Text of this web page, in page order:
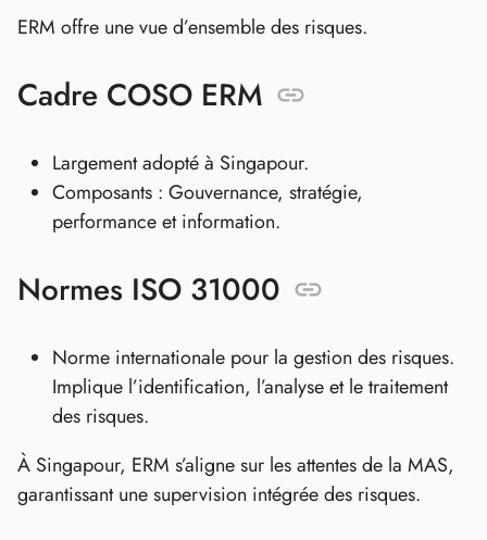
ERM offre une vue d’ensemble des risques.
Cadre COSO ERM
Largement adopté à Singapour.
Composants : Gouvernance, stratégie,
performance et information.
Normes ISO 31000
Norme internationale pour la gestion des risques.
Implique l’identification, l’analyse et le traitement
des risques.
À Singapour, ERM s’aligne sur les attentes de la MAS,
garantissant une supervision intégrée des risques.